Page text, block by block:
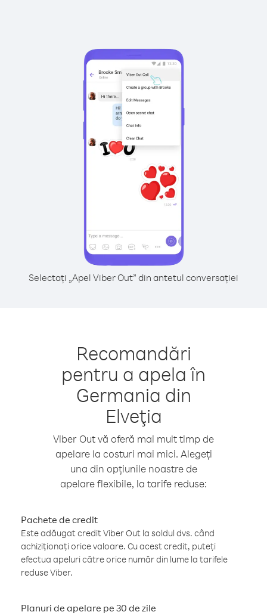
Selectați „Apel Viber Out” din antetul conversației
Recomandări
pentru a apela în
Germania din
Elveţia
Viber Out vă oferă mai mult timp de
apelare la costuri mai mici. Alegeți
una din opțiunile noastre de
apelare flexibile, la tarife reduse:
Pachete de credit
Este adăugat credit Viber Out la soldul dvs. când
achiziționați orice valoare. Cu acest credit, puteți
efectua apeluri către orice număr din lume la tarifele
reduse Viber.
Planuri de apelare pe 30 de zile